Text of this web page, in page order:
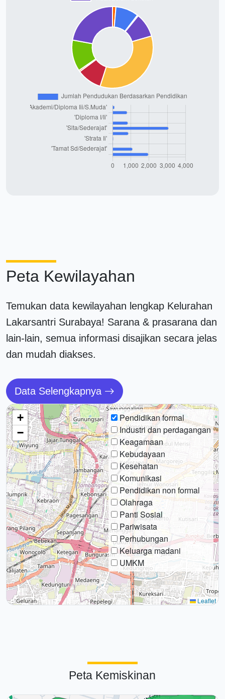
Peta Kewilayahan
Temukan data kewilayahan lengkap Kelurahan
Lakarsantri Surabaya! Sarana & prasarana dan
lain-lain, semua informasi disajikan secara jelas
dan mudah diakses.
Data Selengkapnya
Pendidikan formal
Industri dan perdagangan
Keagamaan
Kebudayaan
Kesehatan
Komunikasi
Pendidikan non formal
Olahraga
Panti Sosial
Pariwisata
Perhubungan
Keluarga madani
UMKM
+
−
Leaflet
Peta Kemiskinan